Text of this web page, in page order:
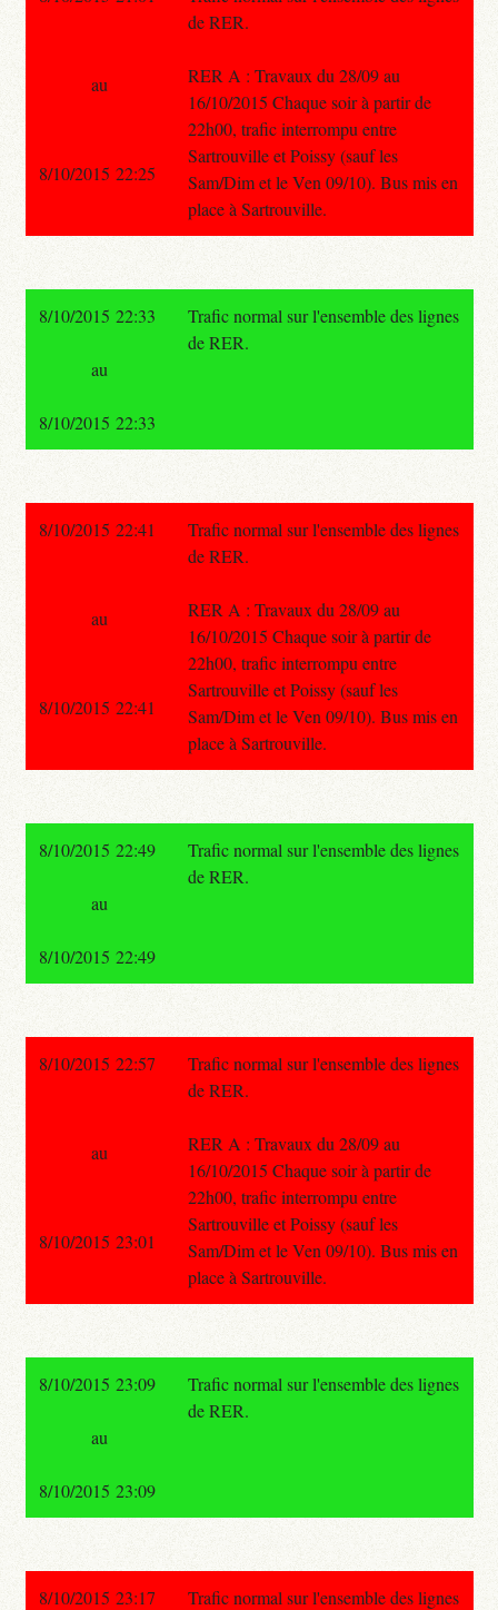
de RER.
RER A : Travaux du 28/09 au
16/10/2015 Chaque soir à partir de
22h00, trafic interrompu entre
Sartrouville et Poissy (sauf les
Sam/Dim et le Ven 09/10). Bus mis en
place à Sartrouville.
au
8/10/2015 22:25
8/10/2015 22:33
Trafic normal sur l'ensemble des lignes
de RER.
au
8/10/2015 22:33
8/10/2015 22:41
Trafic normal sur l'ensemble des lignes
de RER.
RER A : Travaux du 28/09 au
16/10/2015 Chaque soir à partir de
22h00, trafic interrompu entre
Sartrouville et Poissy (sauf les
Sam/Dim et le Ven 09/10). Bus mis en
place à Sartrouville.
au
8/10/2015 22:41
8/10/2015 22:49
Trafic normal sur l'ensemble des lignes
de RER.
au
8/10/2015 22:49
8/10/2015 22:57
Trafic normal sur l'ensemble des lignes
de RER.
RER A : Travaux du 28/09 au
16/10/2015 Chaque soir à partir de
22h00, trafic interrompu entre
Sartrouville et Poissy (sauf les
Sam/Dim et le Ven 09/10). Bus mis en
place à Sartrouville.
au
8/10/2015 23:01
8/10/2015 23:09
Trafic normal sur l'ensemble des lignes
de RER.
au
8/10/2015 23:09
8/10/2015 23:17
Trafic normal sur l'ensemble des lignes